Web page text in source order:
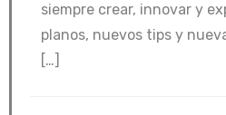
siempre crear, innovar y
planos, nuevos tips y
[…]